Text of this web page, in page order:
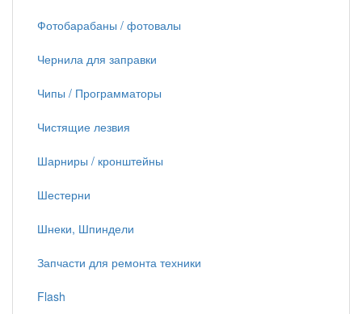
Фотобарабаны / фотовалы
Чернила для заправки
Чипы / Программаторы
Чистящие лезвия
Шарниры / кронштейны
Шестерни
Шнеки, Шпиндели
Запчасти для ремонта техники
Flash